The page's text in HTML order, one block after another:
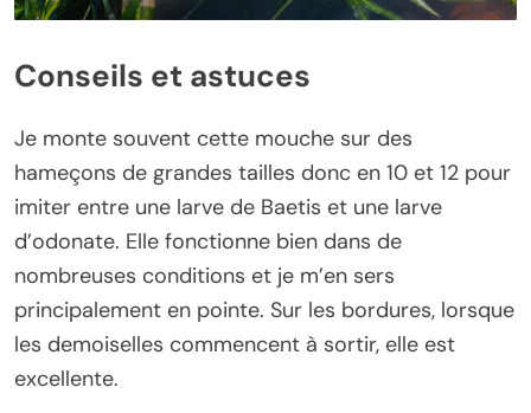
Conseils et astuces
Je monte souvent cette mouche sur des
hameçons de grandes tailles donc en 10 et 12 pour
imiter entre une larve de Baetis et une larve
d’odonate. Elle fonctionne bien dans de
nombreuses conditions et je m’en sers
principalement en pointe. Sur les bordures, lorsque
les demoiselles commencent à sortir, elle est
excellente.